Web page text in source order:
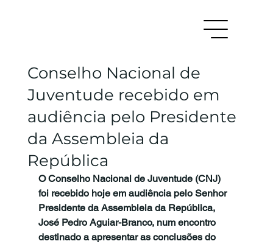
Conselho Nacional de
Juventude recebido em
audiência pelo Presidente
da Assembleia da
República
O Conselho Nacional de Juventude (CNJ)
foi recebido hoje em audiência pelo Senhor
Presidente da Assembleia da República,
José Pedro Aguiar-Branco, num encontro
destinado a apresentar as conclusões do